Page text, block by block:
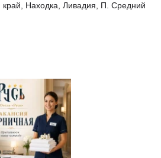
Находка, Ливадия, П. Средний